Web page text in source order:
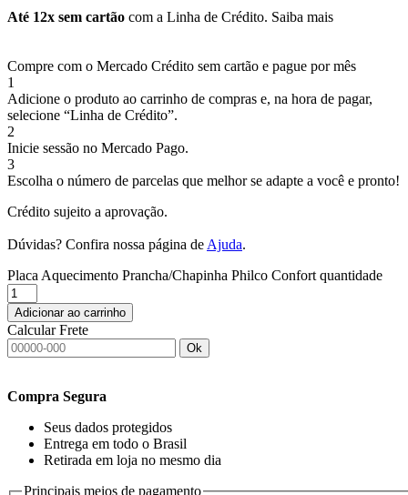
Até 12x sem cartão com a Linha de Crédito. Saiba mais
Compre com o Mercado Crédito sem cartão e pague por mês
1
Adicione o produto ao carrinho de compras e, na hora de pagar,
selecione “Linha de Crédito”.
2
Inicie sessão no Mercado Pago.
3
Escolha o número de parcelas que melhor se adapte a você e pronto!
Crédito sujeito a aprovação.
Dúvidas? Confira nossa página deAjuda.
Placa Aquecimento Prancha/Chapinha Philco Confort quantidade
Adicionar ao carrinho
Calcular Frete
Ok
Compra Segura
Seus dados protegidos
Entrega em todo o Brasil
Retirada em loja no mesmo dia
Principais meios de pagamento